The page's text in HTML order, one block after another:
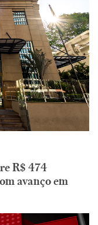
R$ 474
avanço em